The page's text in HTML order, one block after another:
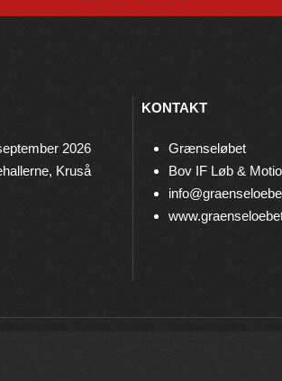
2026
Kruså
KONTAKT
Grænseløbet
Bov IF Løb &